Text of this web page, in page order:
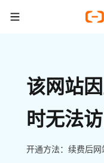
该网站
时无法
开通方法：续费后